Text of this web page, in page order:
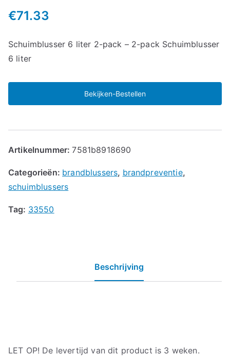
€71.33
Schuimblusser 6 liter 2-pack – 2-pack Schuimblusser
6 liter
Bekijken-Bestellen
Artikelnummer:7581b8918690
Categorieën: brandblussers, brandpreventie,
schuimblussers
Tag: 33550
Beschrijving
LET OP! De levertijd van dit product is 3 weken.